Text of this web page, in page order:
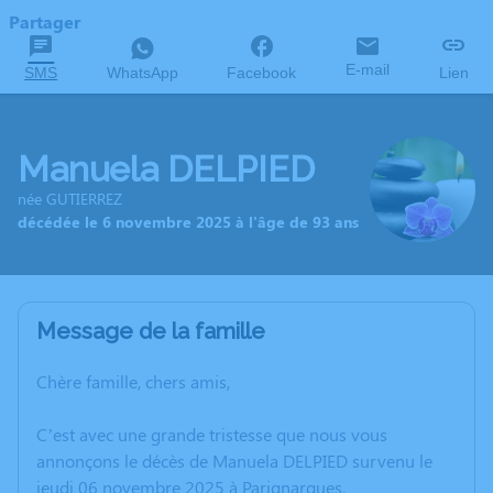
Partager
SMS WhatsApp Facebook E-mail Lien
Manuela DELPIED
née GUTIERREZ
décédée le 6 novembre 2025 à l'âge de 93 ans
Message de la famille
Chère famille, chers amis,
C’est avec une grande tristesse que nous vous
annonçons le décès de Manuela DELPIED survenu le
jeudi 06 novembre 2025 à Parignargues.